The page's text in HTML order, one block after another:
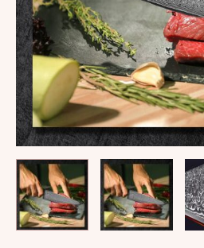
大
廚
最
愛】
外
銷
美
國
廚
師